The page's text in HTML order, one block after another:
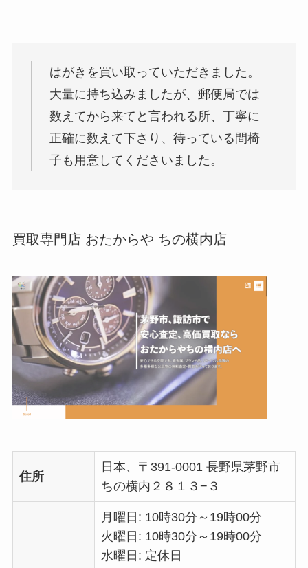
はがきを買い取っていただきました。
大量に持ち込みましたが、郵便局では
数えてから来てと言われる所、丁寧に
正確に数えて下さり、待っている間椅
子も用意してくださいました。
買取専門店 おたからや ちの横内店
住所
日本、〒391-0001 長野県茅野市
ちの横内２８１３−３
月曜日: 10時30分～19時00分
火曜日: 10時30分～19時00分
水曜日: 定休日